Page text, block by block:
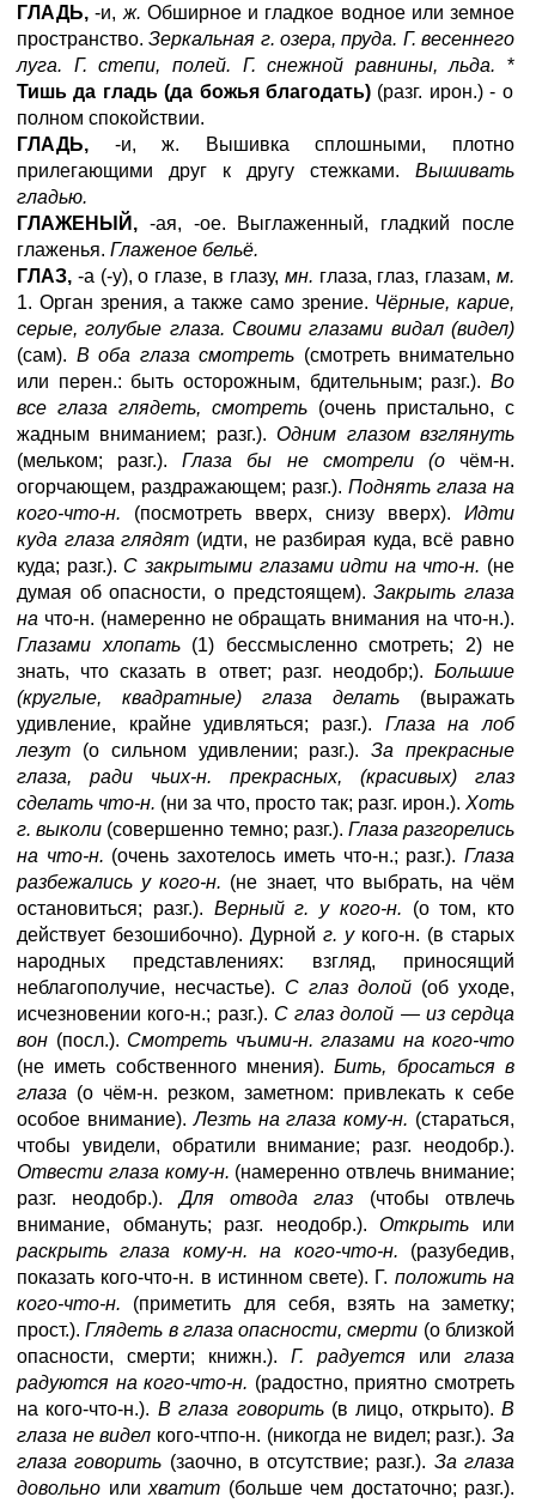
ГЛАДЬ, -и, ж. Обширное и гладкое водное или земное
пространство.Зеркальная г. озера, пруда. Г. весеннего
луга. Г. степи, полей. Г. снежной равнины, льда. *
Тишь да гладь (да божья благодать) (разг. ирон.) - о
полном спокойствии.
ГЛАДЬ, -и, ж. Вышивка сплошными, плотно
прилегающими друг к другу стежками. Вышивать
гладью.
ГЛАЖЕНЫЙ, -ая, -ое. Выглаженный, гладкий после
глаженья. Глаженое бельё.
ГЛАЗ, -а (-у), о глазе, в глазу, мн. глаза, глаз, глазам,м.
1. Орган зрения, а также само зрение. Чёрные, карие,
серые, голубые глаза. Своими глазами видал (видел)
(сам). В оба глаза смотреть (смотреть внимательно
или перен.: быть осторожным, бдительным; разг.). Во
все глаза глядеть, смотреть (очень пристально, с
жадным вниманием; разг.).Одним глазом взглянуть
(мельком; разг.).Глаза бы не смотрели (очём-н.
огорчающем, раздражающем; разг.). Поднять глаза на
кого-что-н. (посмотреть вверх, снизу вверх). Идти
куда глаза глядят (идти, не разбирая куда, всё равно
куда; разг.). С закрытыми глазами идти на что-н. (не
думая об опасности, о предстоящем).Закрыть глаза
на что-н. (намеренно не обращать внимания на что-н.).
Глазами хлопать(1) бессмысленно смотреть; 2) не
знать, что сказать в ответ; разг. неодобр;). Большие
(круглые, квадратные) глаза делать (выражать
удивление, крайне удивляться; разг.). Глаза на лоб
лезут (о сильном удивлении; разг.).За прекрасные
глаза, ради чьих-н. прекрасных, (красивых) глаз
сделать что-н. (ни за что, просто так; разг. ирон.). Хоть
г. выколи (совершенно темно; разг.). Глаза разгорелись
на что-н. (очень захотелось иметь что-н.; разг.).Глаза
разбежались у кого-н. (не знает, что выбрать, на чём
остановиться; разг.). Верный г. у кого-н. (о том, кто
действует безошибочно). Дурной г. укого-н. (в старых
народных представлениях: взгляд, приносящий
неблагополучие, несчастье). С глаз долой (об уходе,
исчезновении кого-н.; разг.). С глаз долой — из сердца
вон (посл.). Смотреть чъими-н. глазами на кого-что
(не иметь собственного мнения).Бить, бросаться в
глаза (о чём-н. резком, заметном: привлекать к себе
особое внимание).Лезть на глаза кому-н. (стараться,
чтобы увидели, обратили внимание; разг. неодобр.).
Отвести глаза кому-н. (намеренно отвлечь внимание;
разг. неодобр.).Для отвода глаз (чтобы отвлечь
внимание, обмануть; разг. неодобр.).Открыть или
раскрыть глаза кому-н. на кого-что-н. (разубедив,
показать кого-что-н. в истинном свете). Г. положить на
кого-что-н. (приметить для себя, взять на заметку;
прост.).Глядеть в глаза опасности, смерти (о близкой
опасности, смерти; книжн.). Г. радуется или глаза
радуются на кого-что-н. (радостно, приятно смотреть
на кого-что-н.). В глаза говорить(в лицо, открыто). В
глаза не видел кого-чтпо-н. (никогда не видел; разг.). За
глаза говорить (заочно, в отсутствие; разг.). За глаза
довольно или хватит (больше чем достаточно; разг.).